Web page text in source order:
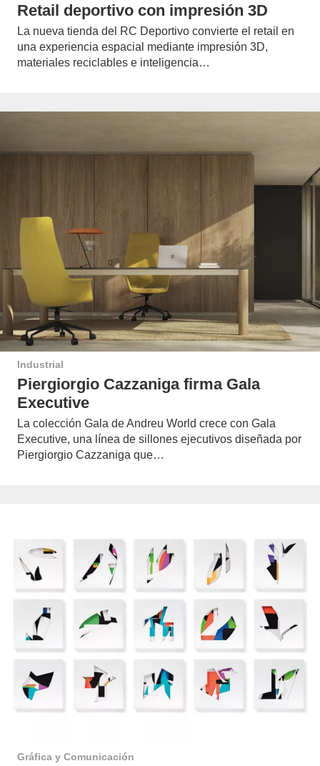
Retail deportivo con impresión 3D
La nueva tienda del RC Deportivo convierte el retail en
una experiencia espacial mediante impresión 3D,
materiales reciclables e inteligencia…
Industrial
Piergiorgio Cazzaniga firma Gala
Executive
La colección Gala de Andreu World crece con Gala
Executive, una línea de sillones ejecutivos diseñada por
Piergiorgio Cazzaniga que…
Gráfica y Comunicación